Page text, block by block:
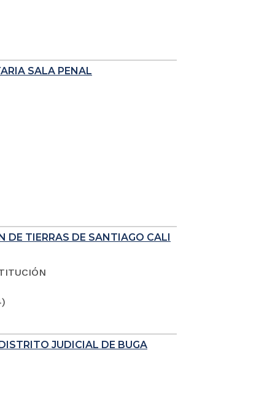
SALA PENAL
DE TIERRAS DE SANTIAGO CALI
JUDICIAL DE BUGA